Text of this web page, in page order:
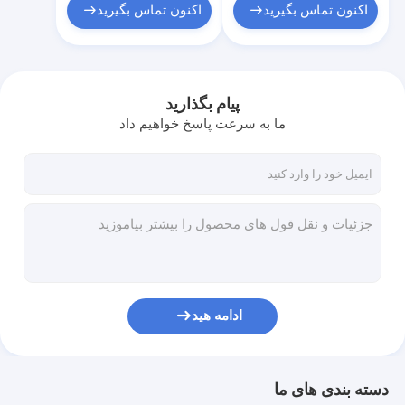
اکنون تماس بگیرید اکنون تماس بگیرید
پیام بگذارید
ما به سرعت پاسخ خواهیم داد
ادامه هید
دسته بندی های ما